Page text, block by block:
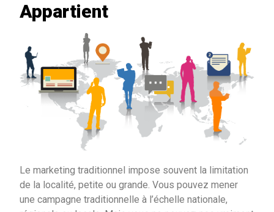
Appartient
Le marketing traditionnel impose souvent la limitation
de la localité, petite ou grande. Vous pouvez mener
une campagne traditionnelle à l’échelle nationale,